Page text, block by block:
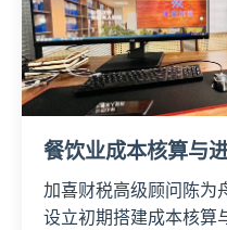
餐饮业成本核算与
加喜财税高级顾问陈为
设立初期搭建成本核算